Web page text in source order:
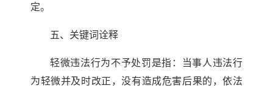
定。
五、关键词诠释
轻微违法行为不予处罚是指：当事人违法行
为轻微并及时改正，没有造成危害后果的，依法